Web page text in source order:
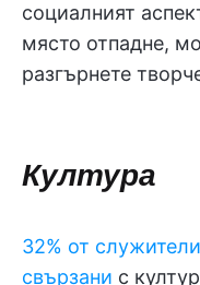
социалният
място отпадне,
разгърнете
Култура
32% от
свързани с